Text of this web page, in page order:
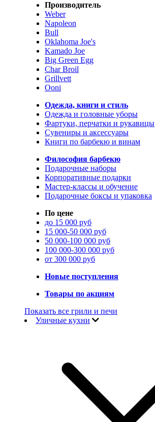
Производитель
Weber
Napoleon
Bull
Oklahoma Joe's
Kamado Joe
Big Green Egg
Char Broil
Grillvett
Ooni
Одежда, книги и стиль
Одежда и головные уборы
Фартуки, перчатки и рукавицы
Сувениры и аксессуары
Книги по барбекю и винам
Философия барбекю
Подарочные наборы
Корпоративные подарки
Мастер-классы и обучение
Подарочные боксы и упаковка
По цене
до 15 000 руб
15 000-50 000 руб
50 000-100 000 руб
100 000-300 000 руб
от 300 000 руб
Новые поступления
Товары по акциям
Показать все грили и печи
Уличные кухни